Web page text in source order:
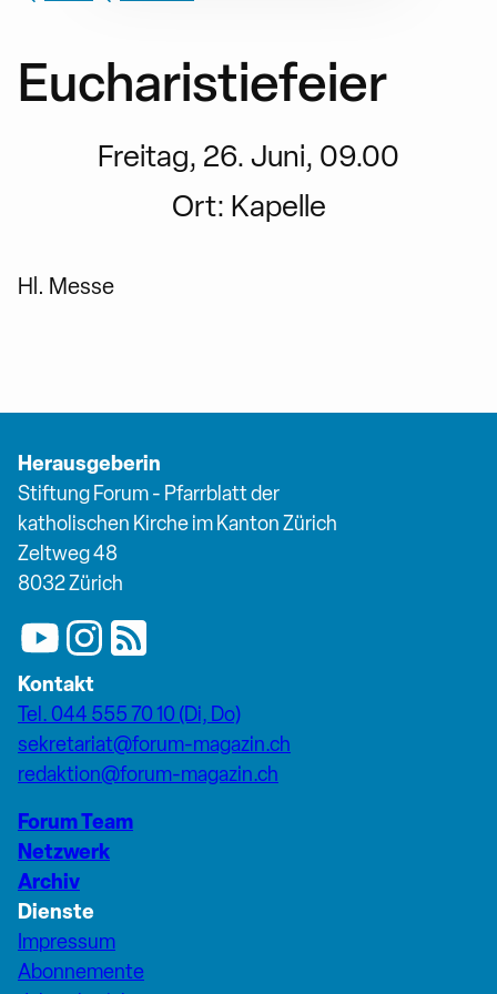
Eucharistiefeier
Freitag, 26. Juni, 09.00
Ort: Kapelle
Hl. Messe
Herausgeberin
Stiftung Forum - Pfarrblatt der
katholischen Kirche im Kanton Zürich
Zeltweg 48
8032 Zürich
Kontakt
Tel. 044 555 70 10 (Di, Do)
sekretariat@forum-magazin.ch
redaktion@forum-magazin.ch
Forum Team
Netzwerk
Archiv
Dienste
Impressum
Abonnemente